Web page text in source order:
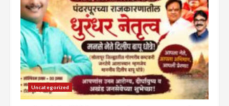
Uncategorized